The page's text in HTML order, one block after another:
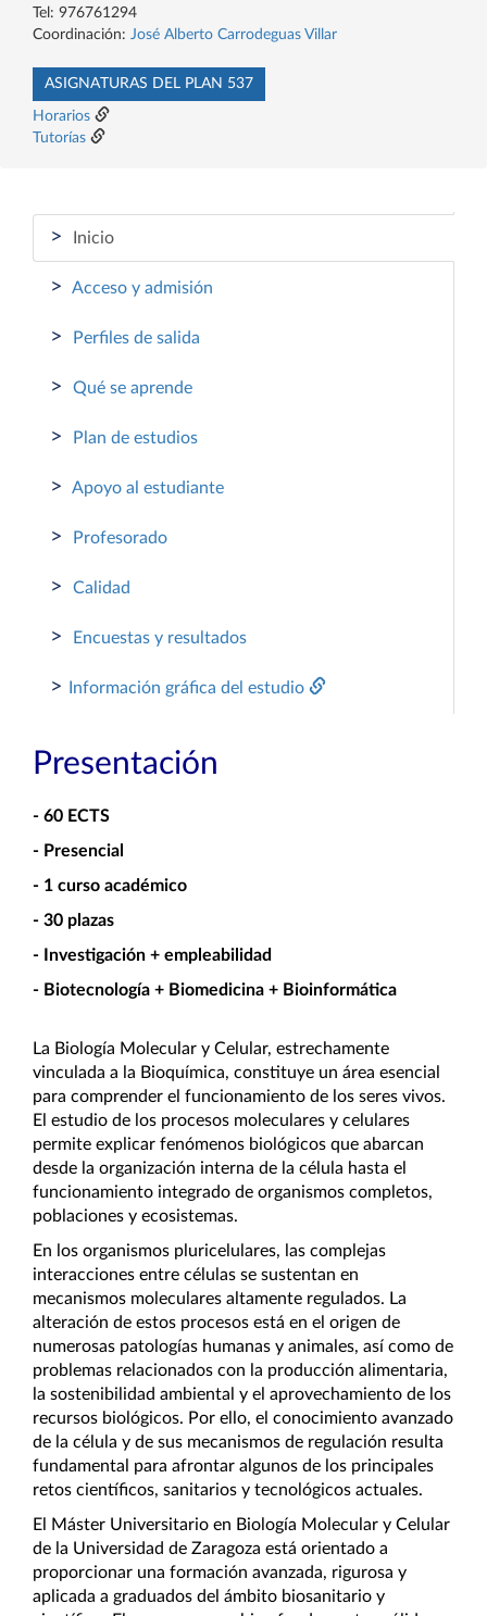
Tel: 976761294
Coordinación: José Alberto Carrodeguas Villar
ASIGNATURAS DEL PLAN 537
Horarios
Tutorías
> Inicio
> Acceso y admisión
> Perfiles de salida
> Qué se aprende
> Plan de estudios
> Apoyo al estudiante
> Profesorado
> Calidad
> Encuestas y resultados
> Información gráfica del estudio
Presentación
- 60 ECTS
- Presencial
- 1 curso académico
- 30 plazas
- Investigación + empleabilidad
- Biotecnología + Biomedicina + Bioinformática
La Biología Molecular y Celular, estrechamente
vinculada a la Bioquímica, constituye un área esencial
para comprender el funcionamiento de los seres vivos.
El estudio de los procesos moleculares y celulares
permite explicar fenómenos biológicos que abarcan
desde la organización interna de la célula hasta el
funcionamiento integrado de organismos completos,
poblaciones y ecosistemas.
En los organismos pluricelulares, las complejas
interacciones entre células se sustentan en
mecanismos moleculares altamente regulados. La
alteración de estos procesos está en el origen de
numerosas patologías humanas y animales, así como de
problemas relacionados con la producción alimentaria,
la sostenibilidad ambiental y el aprovechamiento de los
recursos biológicos. Por ello, el conocimiento avanzado
de la célula y de sus mecanismos de regulación resulta
fundamental para afrontar algunos de los principales
retos científicos, sanitarios y tecnológicos actuales.
El Máster Universitario en Biología Molecular y Celular
de la Universidad de Zaragoza está orientado a
proporcionar una formación avanzada, rigurosa y
aplicada a graduados del ámbito biosanitario y